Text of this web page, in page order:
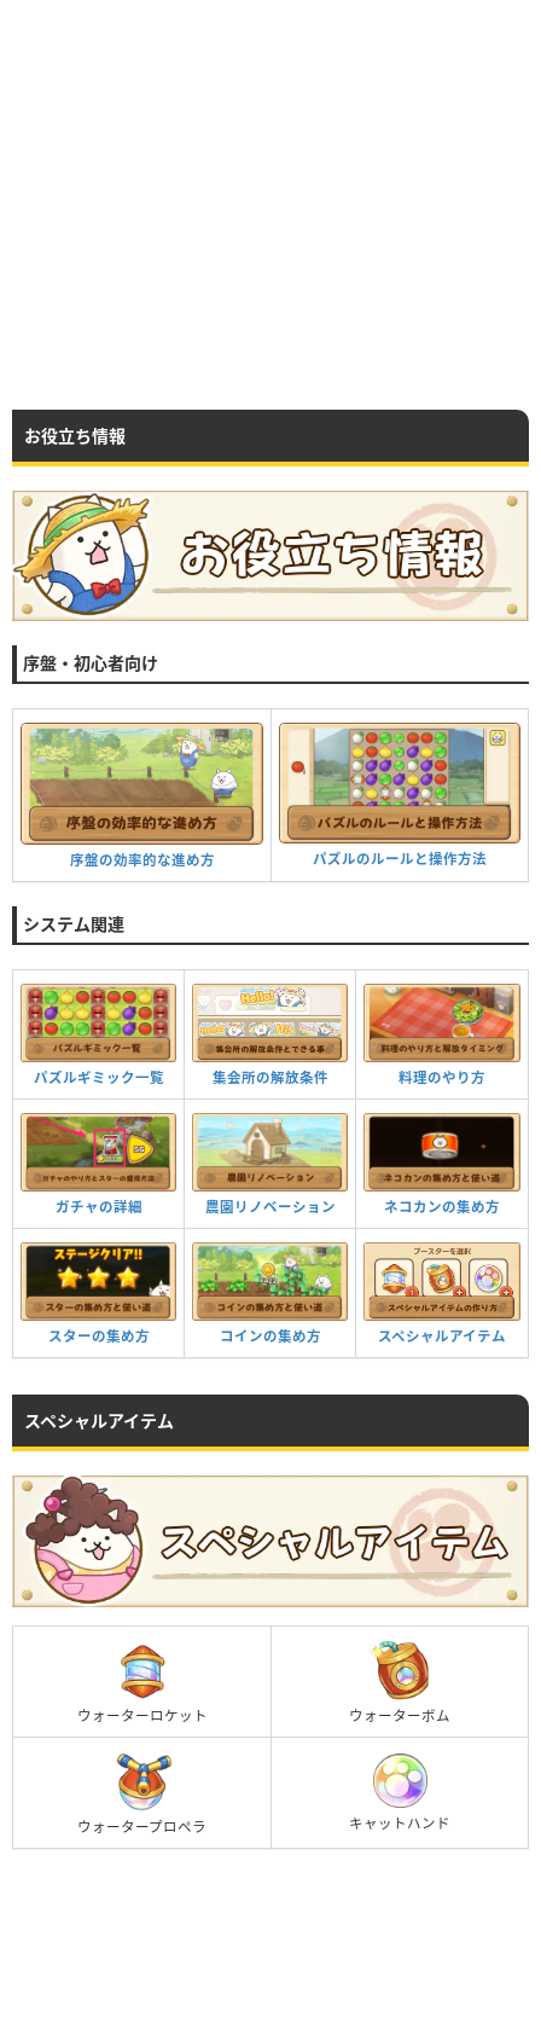
お役立ち情報
序盤・初心者向け
序盤の効率的な進め方 パズルのルールと操作方法
システム関連
パズルギミック一覧 集会所の解放条件 料理のやり方
ガチャの詳細 農園リノベーション ネコカンの集め方
スターの集め方 コインの集め方 スペシャルアイテム
スペシャルアイテム
ウォーターロケット ウォーターボム
ウォータープロペラ キャットハンド